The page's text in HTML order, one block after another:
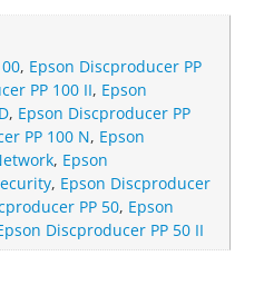
, Epson Discproducer PP
PP 100 II, Epson
, Epson Discproducer PP
PP 100 N, Epson
, Epson
, Epson Discproducer
PP 50, Epson
Discproducer PP 50 II